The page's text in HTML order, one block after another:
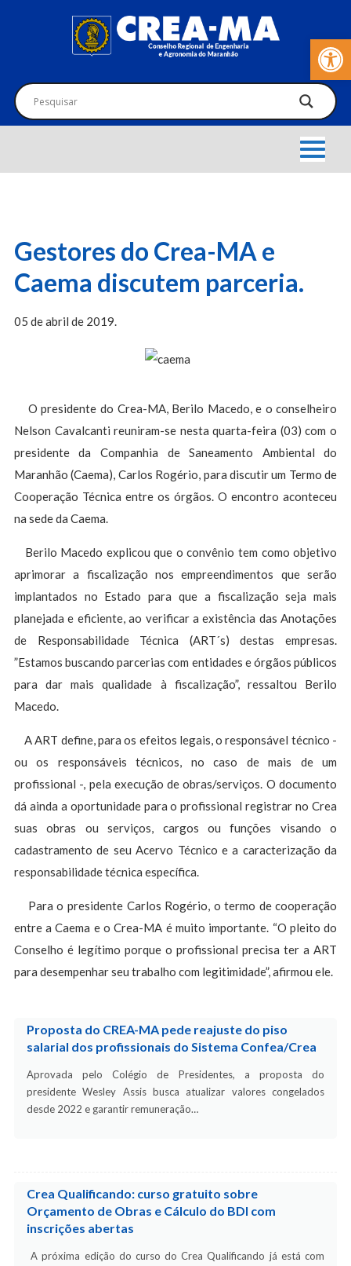
Barra de
Gestores do Crea-MA e
Caema discutem parceria.
05 de abril de 2019.
O presidente do Crea-MA, Berilo Macedo, e o conselheiro
Nelson Cavalcanti reuniram-se nesta quarta-feira (03) com o
presidente da Companhia de Saneamento Ambiental do
Maranhão (Caema), Carlos Rogério, para discutir um Termo de
Cooperação Técnica entre os órgãos. O encontro aconteceu
na sede da Caema.
Berilo Macedo explicou que o convênio tem como objetivo
aprimorar a fiscalização nos empreendimentos que serão
implantados no Estado para que a fiscalização seja mais
planejada e eficiente, ao verificar a existência das Anotações
de Responsabilidade Técnica (ART´s) destas empresas.
”Estamos buscando parcerias com entidades e órgãos públicos
para dar mais qualidade à fiscalização”, ressaltou Berilo
Macedo.
A ART define, para os efeitos legais, o responsável técnico -
ou os responsáveis técnicos, no caso de mais de um
profissional -, pela execução de obras/serviços. O documento
dá ainda a oportunidade para o profissional registrar no Crea
suas obras ou serviços, cargos ou funções visando o
cadastramento de seu Acervo Técnico e a caracterização da
responsabilidade técnica específica.
Para o presidente Carlos Rogério, o termo de cooperação
entre a Caema e o Crea-MA é muito importante. “O pleito do
Conselho é legítimo porque o profissional precisa ter a ART
para desempenhar seu trabalho com legitimidade”, afirmou ele.
Proposta do CREA-MA pede reajuste do piso
salarial dos profissionais do Sistema Confea/Crea
Aprovada pelo Colégio de Presidentes, a proposta do
presidente Wesley Assis busca atualizar valores congelados
desde 2022 e garantir remuneração…
Crea Qualificando: curso gratuito sobre
Orçamento de Obras e Cálculo do BDI com
inscrições abertas
A próxima edição do curso do Crea Qualificando já está com